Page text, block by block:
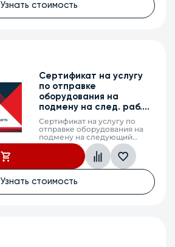
Узнать стоимость
Сертификат на услугу
по отправке
оборудования на
подмену на след. раб.
день, ESR-3250, 1г.
Сертификат на услугу по
отправке оборудования на
подмену на следующий
рабочий день (next business
day shipping) в случае выхода
из строя оборудования, ESR-
3250, 1 календарный год
Узнать стоимость